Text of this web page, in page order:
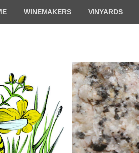
WINEMAKERS VINYARDS
in Alsace